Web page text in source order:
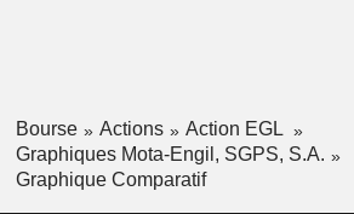
Bourse Actions
Action EGL
Graphiques Mota-Engil, SGPS, S.A.
Graphique Comparatif